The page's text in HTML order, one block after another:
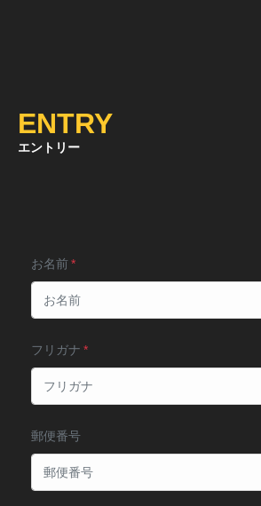
ENTRY
エントリー
お名前
フリガナ
郵便番号